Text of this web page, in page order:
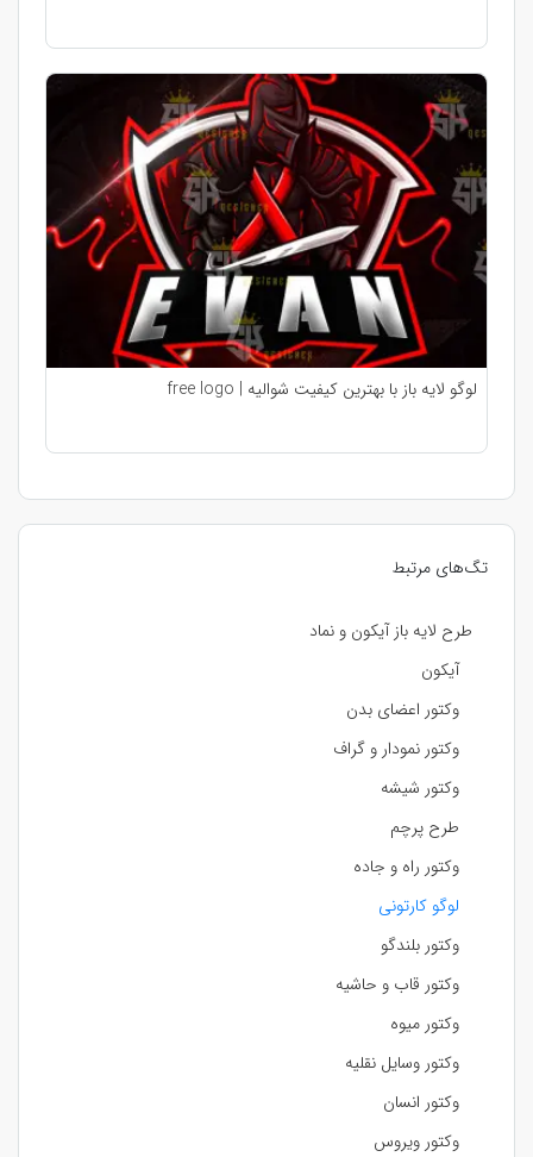
تگ‌های مرتبط
طرح لایه باز آیکون و نماد
آیکون
وکتور اعضای بدن
وکتور نمودار و گراف
وکتور شیشه
طرح پرچم
وکتور راه و جاده
لوگو کارتونی
وکتور بلندگو
وکتور قاب و حاشیه
وکتور میوه
وکتور وسایل نقلیه
وکتور انسان
وکتور ویروس
لوگو لایه باز با بهترین کیفیت شوالیه | free logo